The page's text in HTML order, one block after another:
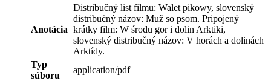
Anotácia
Distribučný list filmu: Walet pikowy, slovenský
distribučný názov: Muž so psom. Pripojený
krátky film: W środu gor i dolin Arktiki,
slovenský distribučný názov: V horách a dolinách
Arktídy.
Typ
súboru
application/pdf